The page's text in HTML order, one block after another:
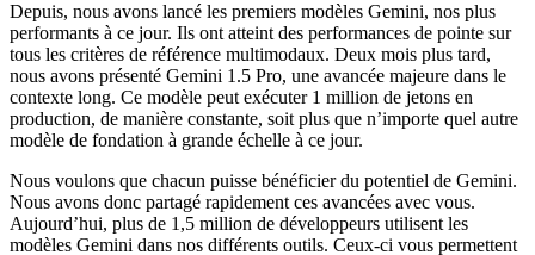
Depuis, nous avons lancé les premiers modèles Gemini, nos plus
performants à ce jour. Ils ont atteint des performances de pointe sur
tous les critères de référence multimodaux. Deux mois plus tard,
nous avons présenté Gemini 1.5 Pro, une avancée majeure dans le
contexte long. Ce modèle peut exécuter 1 million de jetons en
production, de manière constante, soit plus que n’importe quel autre
modèle de fondation à grande échelle à ce jour.
Nous voulons que chacun puisse bénéficier du potentiel de Gemini.
Nous avons donc partagé rapidement ces avancées avec vous.
Aujourd’hui, plus de 1,5 million de développeurs utilisent les
modèles Gemini dans nos différents outils. Ceux-ci vous permettent